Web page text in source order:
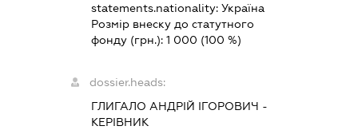
statements.nationality: Україна
Розмір внеску до статутного
фонду (грн.): 1 000 (100 %)
dossier.heads:
ГЛИГАЛО АНДРІЙ ІГОРОВИЧ -
КЕРІВНИК